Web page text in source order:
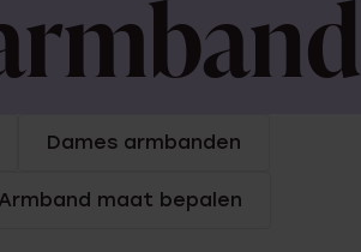
Dames armbanden
Armband maat bepalen